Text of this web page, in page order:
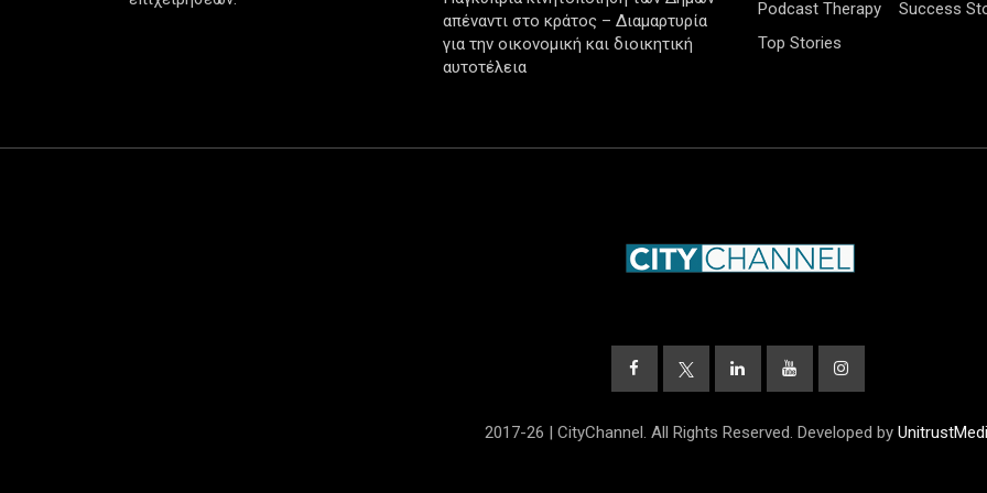
απέναντι στο κράτος – Διαμαρτυρία
για την οικονομική και διοικητική
αυτοτέλεια
Podcast Therapy
Success
Top Stories
2017-26 | CityChannel. All Rights Reserved. Developed by